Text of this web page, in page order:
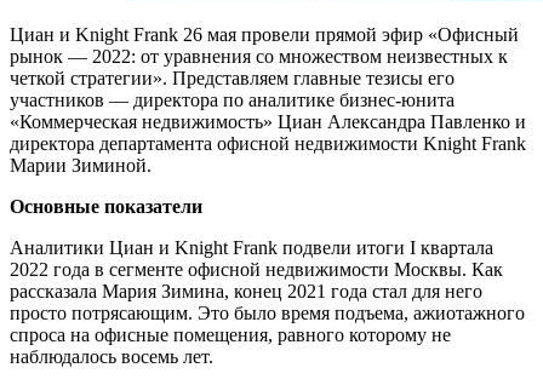
Циан и Knight Frank 26 мая провели прямой эфир «Офисный
рынок — 2022: от уравнения со множеством неизвестных к
четкой стратегии». Представляем главные тезисы его
участников — директора по аналитике бизнес-юнита
«Коммерческая недвижимость» Циан Александра Павленко и
директора департамента офисной недвижимости Knight Frank
Марии Зиминой.
Основные показатели
Аналитики Циан и Knight Frank подвели итоги I квартала
2022 года в сегменте офисной недвижимости Москвы. Как
рассказала Мария Зимина, конец 2021 года стал для него
просто потрясающим. Это было время подъема, ажиотажного
спроса на офисные помещения, равного которому не
наблюдалось восемь лет.